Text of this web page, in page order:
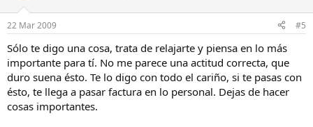
22 Mar 2009 #5
Sólo te digo una cosa, trata de relajarte y piensa en lo más
importante para tí. No me parece una actitud correcta, que
duro suena ésto. Te lo digo con todo el cariño, si te pasas con
ésto, te llega a pasar factura en lo personal. Dejas de hacer
cosas importantes.